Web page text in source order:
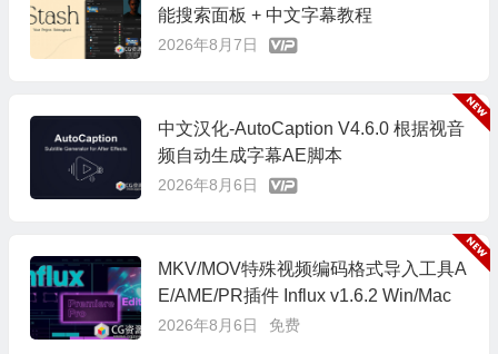
能搜索面板 + 中文字幕教程
2026年8月7日
中文汉化-AutoCaption V4.6.0 根据视音
频自动生成字幕AE脚本
2026年8月6日
MKV/MOV特殊视频编码格式导入工具A
E/AME/PR插件 Influx v1.6.2 Win/Mac
2026年8月6日 免费